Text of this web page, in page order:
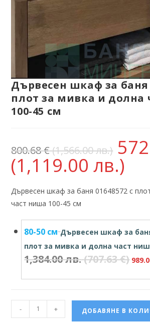
Дървесен шкаф за баня
плот за мивка и долна
100-45 см
800.68€(1,566.00 лв.)
(1,119.00 лв.)
Дървесен шкаф за баня 01648572 с
част ниша 100-45 см
80-50 см Дървесен шкаф за
плот за мивка и долна част
1,384.00лв.(707.63 €)
- + ДОБАВЯНЕ В